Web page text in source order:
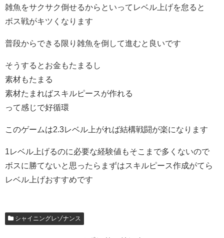
雑魚をサクサク倒せるからといってレベル上げを怠ると
ボス戦がキツくなります
普段からできる限り雑魚を倒して進むと良いです
そうするとお金もたまるし
素材もたまる
素材たまればスキルピースが作れる
って感じで好循環
このゲームは2.3レベル上がれば結構戦闘が楽になります
1レベル上げるのに必要な経験値もそこまで多くないので
ボスに勝てないと思ったらまずはスキルピース作成がてら
レベル上げおすすめです
シャイニングレゾナンス